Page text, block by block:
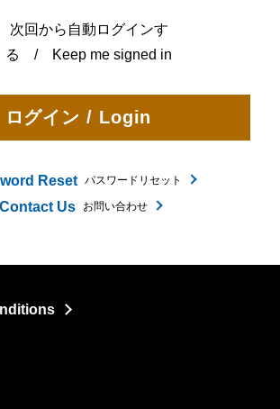
次回から自動ログインす
る / Keep me signed in
Reset パスワードリセット
Contact Us お問い合わせ